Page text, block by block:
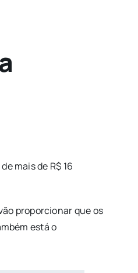
mais de R$ 16
proporcionar que os
está o